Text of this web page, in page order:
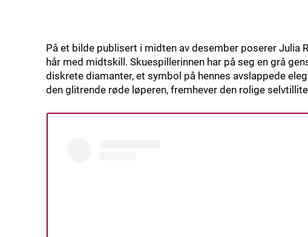
På et bilde publisert i midten av desember poserer Julia
hår med midtskill. Skuespillerinnen har på seg en grå
diskrete diamanter, et symbol på hennes avslappede
den glitrende røde løperen, fremhever den rolige